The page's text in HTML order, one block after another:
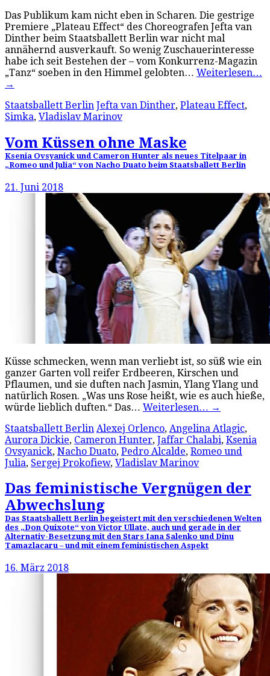
Das Publikum kam nicht eben in Scharen. Die gestrige
Premiere „Plateau Effect“ des Choreografen Jefta van
Dinther beim Staatsballett Berlin war nicht mal
annähernd ausverkauft. So wenig Zuschauerinteresse
habe ich seit Bestehen der – vom Konkurrenz-Magazin
„Tanz“ soeben in den Himmel gelobten… Weiterlesen…
→
Staatsballett Berlin Jefta van Dinther, Plateau Effect,
Simka, Vladislav Marinov
Vom Küssen ohne Maske
Ksenia Ovsyanick und Cameron Hunter als neues Titelpaar in
„Romeo und Julia“ von Nacho Duato beim Staatsballett Berlin
21. Juni 2018
Küsse schmecken, wenn man verliebt ist, so süß wie ein
ganzer Garten voll reifer Erdbeeren, Kirschen und
Pflaumen, und sie duften nach Jasmin, Ylang Ylang und
natürlich Rosen. „Was uns Rose heißt, wie es auch hieße,
würde lieblich duften.“ Das… Weiterlesen… →
Staatsballett Berlin Alexej Orlenco, Angelina Atlagic,
Aurora Dickie, Cameron Hunter, Jaffar Chalabi, Ksenia
Ovsyanick, Nacho Duato, Pedro Alcalde, Romeo und
Julia, Sergej Prokofiew, Vladislav Marinov
Das feministische Vergnügen der
Abwechslung
Das Staatsballett Berlin begeistert mit den verschiedenen Welten
des „Don Quixote“ von Victor Ullate, auch und gerade in der
Alternativ-Besetzung mit den Stars Iana Salenko und Dinu
Tamazlacaru – und mit einem feministischen Aspekt
16. März 2018